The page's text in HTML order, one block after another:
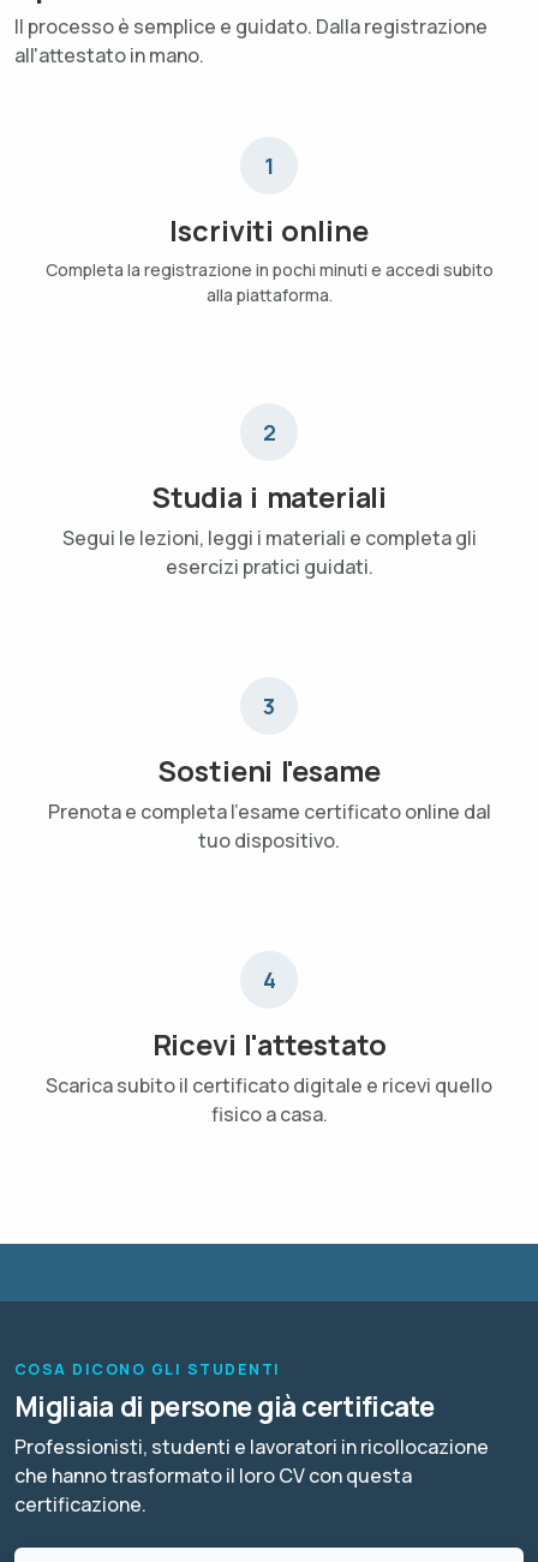
Il processo è semplice e guidato. Dalla registrazione
all'attestato in mano.
1
Iscriviti online
Completa la registrazione in pochi minuti e accedi subito
alla piattaforma.
2
Studia i materiali
Segui le lezioni, leggi i materiali e completa gli
esercizi pratici guidati.
3
Sostieni l'esame
Prenota e completa l'esame certificato online dal
tuo dispositivo.
4
Ricevi l'attestato
Scarica subito il certificato digitale e ricevi quello
fisico a casa.
COSA DICONO GLI STUDENTI
Migliaia di persone già certificate
Professionisti, studenti e lavoratori in ricollocazione
che hanno trasformato il loro CV con questa
certificazione.